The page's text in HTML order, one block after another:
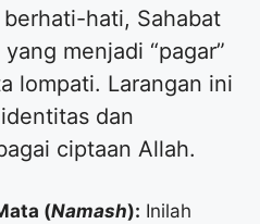
hati, Sahabat
menjadi “pagar”
lompati. Larangan ini
dan
ciptaan Allah.
(Namash): Inilah